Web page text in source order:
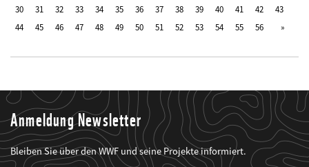
30
31 32 33 34 35 36 37 38 39 40 41 42
43
44
45 46 47 48 49 50 51 52 53 54 55 56
Anmeldung Newsletter
Bleiben Sie über den WWF und seine Projekte informiert.